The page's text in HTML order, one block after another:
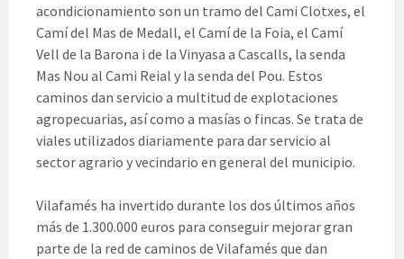
acondicionamiento son un tramo del Cami Clotxes, el
Camí del Mas de Medall, el Camí de la Foia, el Camí
Vell de la Barona i de la Vinyasa a Cascalls, la senda
Mas Nou al Cami Reial y la senda del Pou. Estos
caminos dan servicio a multitud de explotaciones
agropecuarias, así como a masías o fincas. Se trata de
viales utilizados diariamente para dar servicio al
sector agrario y vecindario en general del municipio.
Vilafamés ha invertido durante los dos últimos años
más de 1.300.000 euros para conseguir mejorar gran
parte de la red de caminos de Vilafamés que dan